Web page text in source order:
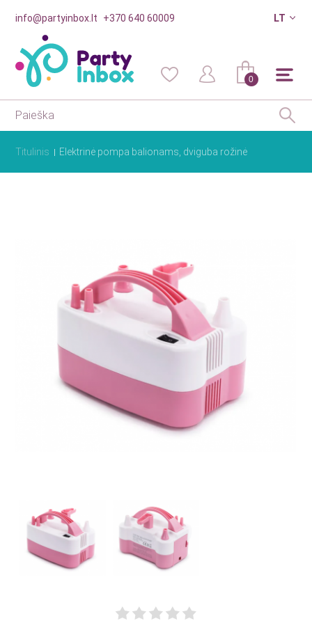
info@partyinbox.lt +370 640 60009 LT
0
Titulinis Elektrinė pompa balionams, dviguba rožinė